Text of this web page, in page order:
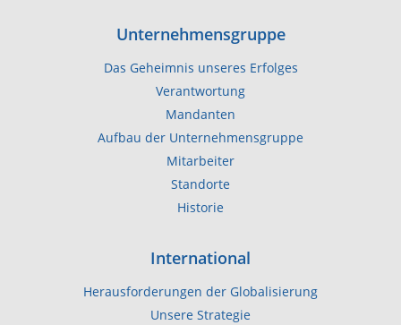
Unternehmensgruppe
Das Geheimnis unseres Erfolges
Verantwortung
Mandanten
Aufbau der Unternehmensgruppe
Mitarbeiter
Standorte
Historie
International
Herausforderungen der Globalisierung
Unsere Strategie